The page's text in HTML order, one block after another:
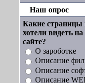
Наш опрос
Какие
хотели видеть
сайте?
О зароботке
Описание
Описание
Описание